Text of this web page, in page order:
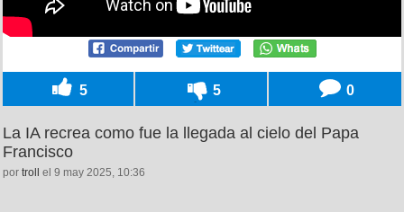
5 5 0
La IA recrea como fue la llegada al cielo del Papa
Francisco
por troll el 9 may 2025, 10:36